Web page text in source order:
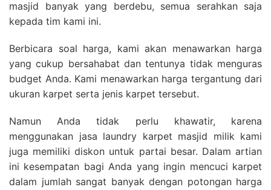
masjid banyak yang berdebu, semua serahkan saja
kepada tim kami ini.
Berbicara soal harga, kami akan menawarkan harga
yang cukup bersahabat dan tentunya tidak menguras
budget Anda. Kami menawarkan harga tergantung dari
ukuran karpet serta jenis karpet tersebut.
Namun Anda tidak perlu khawatir, karena
menggunakan jasa laundry karpet masjid milik kami
juga memiliki diskon untuk partai besar. Dalam artian
ini kesempatan bagi Anda yang ingin mencuci karpet
dalam jumlah sangat banyak dengan potongan harga